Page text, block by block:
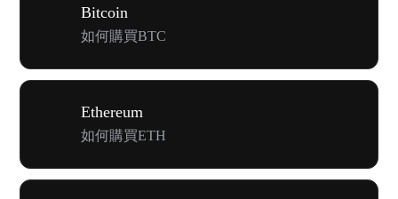
Bitcoin
如何購買BTC
Ethereum
如何購買ETH